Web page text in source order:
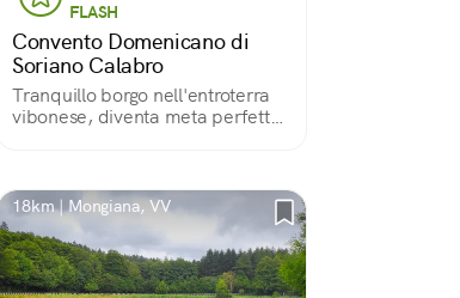
FLASH
Convento Domenicano di
Soriano Calabro
Tranquillo borgo nell'entroterra
vibonese, diventa meta perfetta
Domenicano, anticamente tra i
più ricchi d'Europa.
18km | Mongiana, VV